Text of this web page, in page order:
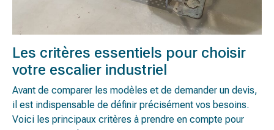
Les critères essentiels pour choisir
votre escalier industriel
Avant de comparer les modèles et de demander un devis,
il est indispensable de définir précisément vos besoins.
Voici les principaux critères à prendre en compte pour